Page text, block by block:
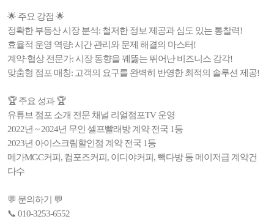
🌟 주요 강점 🌟
정확한 부동산 시장 분석: 철저한 정보 제공과 심도 있는 통찰력!
효율적 운영 역량: 시간 관리와 문제 해결의 마스터!
계약·협상 전문가: 시장 동향을 꿰뚫는 뛰어난 비즈니스 감각!
맞춤형 점포 매칭: 고객의 요구를 완벽히 반영한 최적의 솔루션 제공!
🏆 주요 성과 🏆
유튜브 점포 소개 전문 채널 리얼점포TV 운영
2022년 ~ 2024년 무인 셀프빨래방 계약 전국 1등
2023년 아이스크림할인점 계약 전국 1등
메가MGC커피, 컴포즈커피, 이디야커피, 빽다방 등 메이저급 계약건
다수
💬 문의하기 💬
📞 010-3253-6552